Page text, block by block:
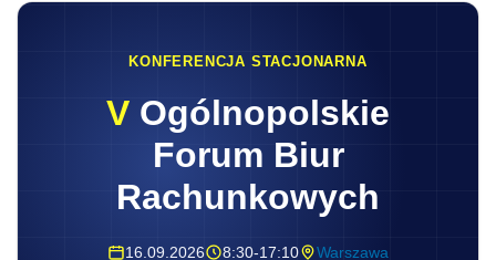
KONFERENCJA STACJONARNA
V Ogólnopolskie
Forum Biur
Rachunkowych
16.09.2026 8:30-17:10 Warszawa